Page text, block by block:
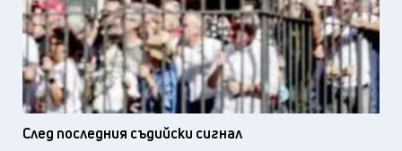
След последния съдийски сигнал